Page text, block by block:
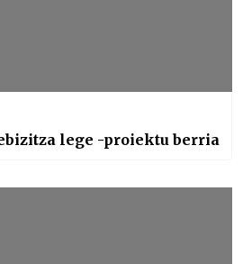
lege -proiektu berria